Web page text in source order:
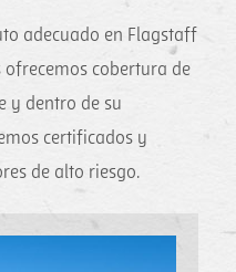
adecuado en Flagstaff
ofrecemos cobertura de
y dentro de su
certificados y
de alto riesgo.